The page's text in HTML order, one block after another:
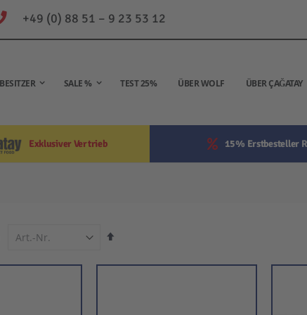
+49 (0) 88 51 – 9 23 53 12
BESITZER SALE % TEST 25% ÜBER WOLF ÜBER ÇAĞATAY
Exklusiver Vertrieb 15% Erstbesteller
In